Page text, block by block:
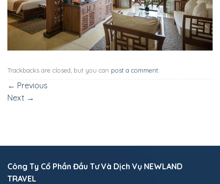
Trackbacks are closed, but you can post a comment
← Previous
Next →
Công Ty Cổ Phần Đầu Tư Và Dịch Vụ NEWLAND
TRAVEL